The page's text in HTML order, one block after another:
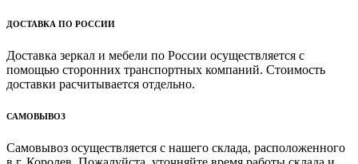
ДОСТАВКА ПО РОССИИ
Доставка зеркал и мебели по России осуществляется с
помощью сторонних транспортных компаний. Стоимость
доставки расчитывается отдельно.
САМОВЫВОЗ
Самовывоз осуществляется с нашего склада, расположенного